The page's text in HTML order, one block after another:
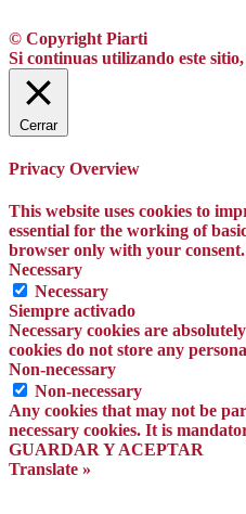
© Copyright Piarti
Si continuas utilizando este
Cerrar
Privacy Overview
This website uses cookies to
essential for the working of
browser only with your
Necessary
Necessary
Siempre activado
Necessary cookies are
cookies do not store any
Non-necessary
Non-necessary
Any cookies that may not be
necessary cookies. It is
GUARDAR Y ACEPTAR
Translate »